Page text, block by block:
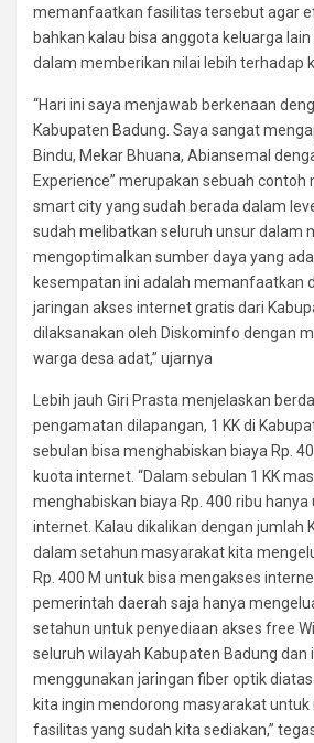
memanfaatkan fasilitas tersebut agar
bahkan kalau bisa anggota keluarga
dalam memberikan nilai lebih terhadap
“Hari ini saya menjawab berkenaan
Kabupaten Badung. Saya sangat
Bindu, Mekar Bhuana, Abiansemal
Experience” merupakan sebuah contoh
smart city yang sudah berada dalam
sudah melibatkan seluruh unsur dalam
mengoptimalkan sumber daya yang
kesempatan ini adalah memanfaatkan
jaringan akses internet gratis dari
dilaksanakan oleh Diskominfo dengan
warga desa adat,” ujarnya
Lebih jauh Giri Prasta menjelaskan
pengamatan dilapangan, 1 KK di
sebulan bisa menghabiskan biaya Rp.
kuota internet. “Dalam sebulan 1 KK
menghabiskan biaya Rp. 400 ribu
internet. Kalau dikalikan dengan jumlah
dalam setahun masyarakat kita
Rp. 400 M untuk bisa mengakses
pemerintah daerah saja hanya
setahun untuk penyediaan akses free
seluruh wilayah Kabupaten Badung dan
menggunakan jaringan fiber optik
kita ingin mendorong masyarakat
fasilitas yang sudah kita sediakan,”